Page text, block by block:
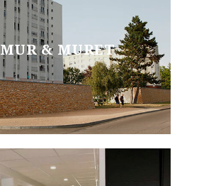
MUR & MURET